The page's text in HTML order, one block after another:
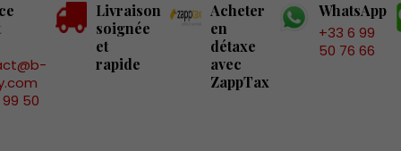
50
Livraison
soignée
et
rapide
Acheter
en
détaxe
avec
ZappTax
WhatsApp
+33 6 99
50 76 66